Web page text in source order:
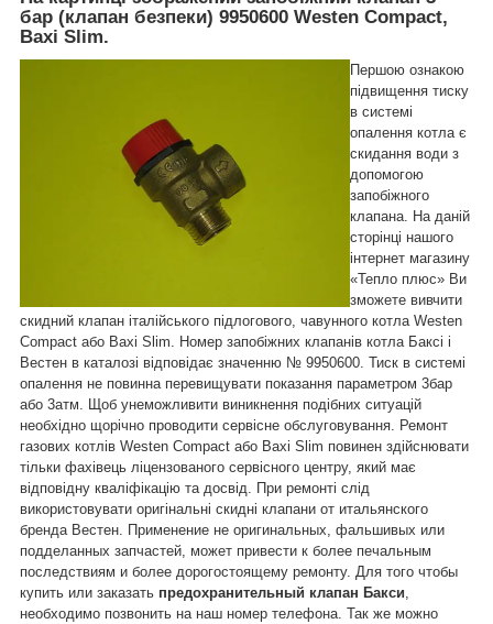
бар (клапан безпеки) 9950600 Westen Compact,
Baxi Slim.
Першою ознакою
підвищення тиску
в системі
опалення котла є
скидання води з
допомогою
запобіжного
клапана. На даній
сторінці нашого
інтернет магазину
«Тепло плюс» Ви
зможете вивчити
скидний клапан італійського підлогового, чавунного котла Westen
Compact або Baxi Slim. Номер запобіжних клапанів котла Баксі і
Вестен в каталозі відповідає значенню № 9950600. Тиск в системі
опалення не повинна перевищувати показання параметром 3бар
або 3атм. Щоб унеможливити виникнення подібних ситуацій
необхідно щорічно проводити сервісне обслуговування. Ремонт
газових котлів Westen Compact або Baxi Slim повинен здійснювати
тільки фахівець ліцензованого сервісного центру, який має
відповідну кваліфікацію та досвід. При ремонті слід
використовувати оригінальні скидні клапани от итальянского
бренда Вестен. Применение не оригинальных, фальшивых или
подделанных запчастей, может привести к более печальным
последствиям и более дорогостоящему ремонту. Для того чтобы
купить или заказать предохранительный клапан Бакси,
необходимо позвонить на наш номер телефона. Так же можно